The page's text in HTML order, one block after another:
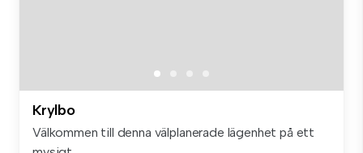
Krylbo
Välkommen till denna välplanerade lägenhet på ett